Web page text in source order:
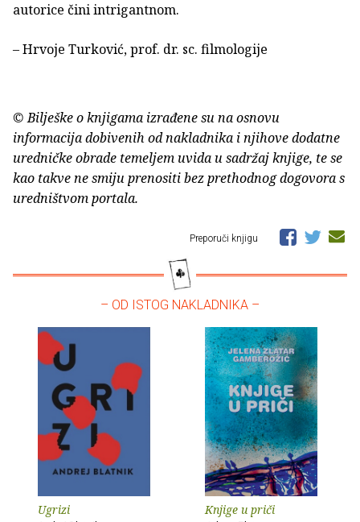
autorice čini intrigantnom.
– Hrvoje Turković, prof. dr. sc. filmologije
© Bilješke o knjigama izrađene su na osnovu
informacija dobivenih od nakladnika i njihove dodatne
uredničke obrade temeljem uvida u sadržaj knjige, te se
kao takve ne smiju prenositi bez prethodnog dogovora s
uredništvom portala.
Preporuči knjigu
– OD ISTOG NAKLADNIKA –
Ugrizi Knjige u priči